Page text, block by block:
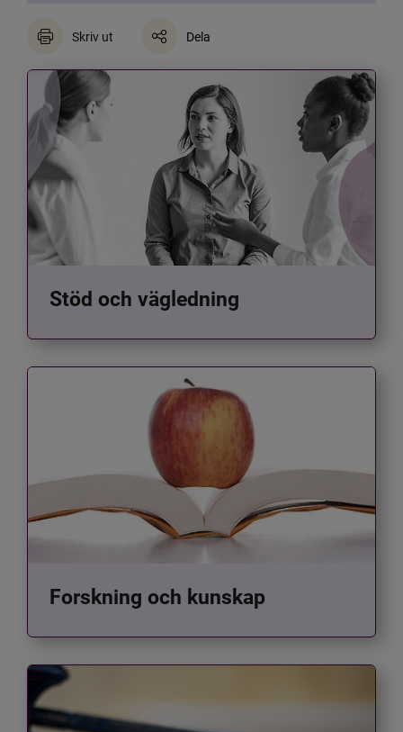
Skriv ut Dela
Stöd och vägledning
Forskning och kunskap